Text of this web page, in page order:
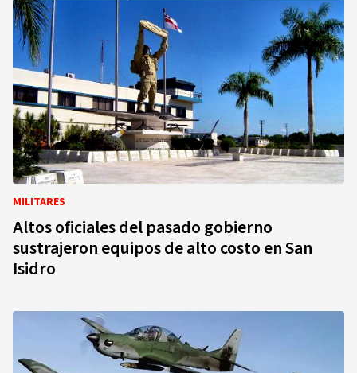
MILITARES
Altos oficiales del pasado gobierno
sustrajeron equipos de alto costo en San
Isidro